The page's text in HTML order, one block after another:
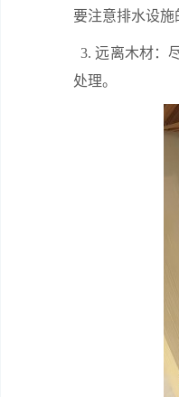
要注意排水设施
3. 远离木材：
处理。